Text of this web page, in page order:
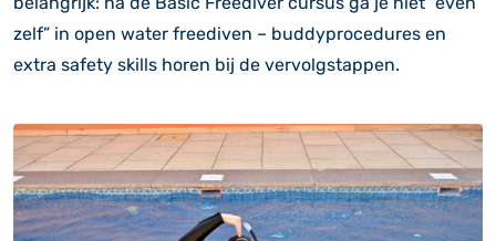
zelf” in open water freediven – buddyprocedures en
extra safety skills horen bij de vervolgstappen.